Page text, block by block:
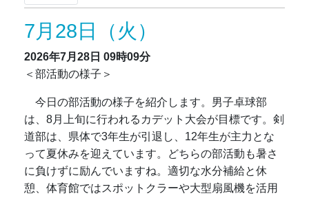
7月28日（火）
2026年7月28日 09時09分
＜部活動の様子＞
今日の部活動の様子を紹介します。男子卓球部
は、8月上旬に行われるカデット大会が目標です。剣
道部は、県体で3年生が引退し、12年生が主力とな
って夏休みを迎えています。どちらの部活動も暑さ
に負けずに励んでいますね。適切な水分補給と休
憩、体育館ではスポットクラーや大型扇風機を活用